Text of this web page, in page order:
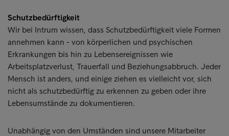
Schutzbedürftigkeit
Wir bei Intrum wissen, dass Schutzbedürftigkeit viele Formen
annehmen kann - von körperlichen und psychischen
Erkrankungen bis hin zu Lebensereignissen wie
Arbeitsplatzverlust, Trauerfall und Beziehungsabbruch. Jeder
Mensch ist anders, und einige ziehen es vielleicht vor, sich
nicht als schutzbedürftig zu erkennen zu geben oder ihre
Lebensumstände zu dokumentieren.
Unabhängig von den Umständen sind unsere Mitarbeiter